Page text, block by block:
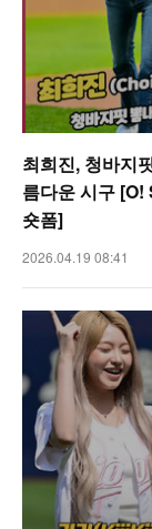
최희진, 청바지
름다운 시구 [O!
숏폼]
2026.04.19 08:41